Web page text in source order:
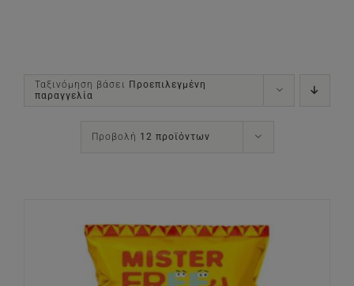
Ταξινόμηση βάσει Προεπιλεγμένη
παραγγελία
Προβολή 12 προϊόντων